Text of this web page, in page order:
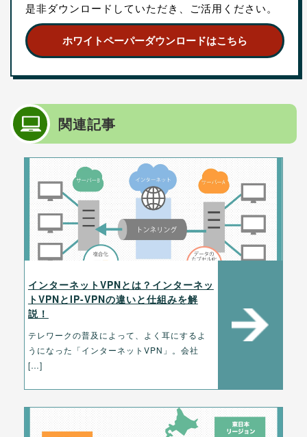
是非ダウンロードしていただき、ご活用ください。
ホワイトペーパーダウンロードはこちら
関連記事
インターネットVPNとは？インターネッ
トVPNとIP-VPNの違いと仕組みを解
説！
テレワークの普及によって、よく耳にするよ
うになった「インターネットVPN」。会社
[…]